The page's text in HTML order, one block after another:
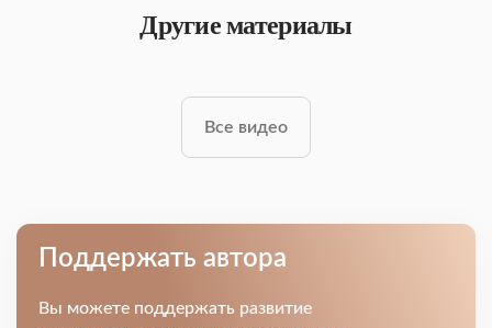
Другие материалы
Все видео
Поддержать автора
Вы можете поддержать развитие